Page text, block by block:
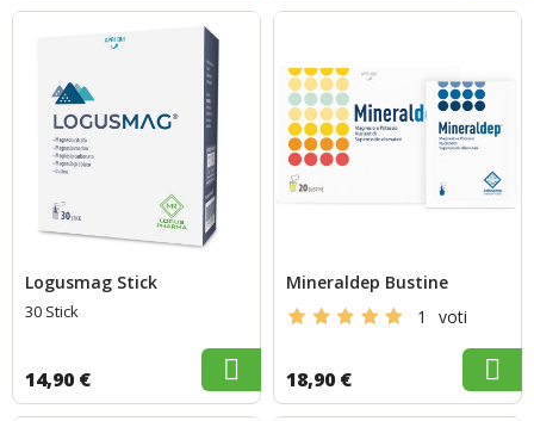
Logusmag Stick
30 Stick
14,90 €
Mineraldep Bustine
1
voti
18,90 €